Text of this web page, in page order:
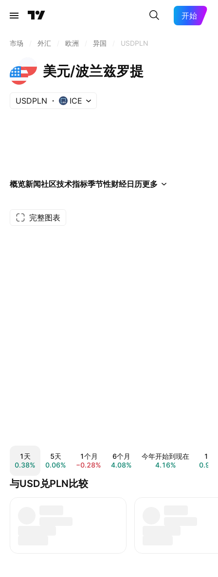
开始
市场 外汇 欧洲 异国 USDPLN
美元/波兰兹罗提
USDPLN ICE
概览新闻社区技术指标季节性财经日历更多
完整图表
1天
0.38%
5天
0.06%
1个月
−0.28%
6个月
4.08%
今年开始到现在
4.16%
1年
与USD兑PLN比较